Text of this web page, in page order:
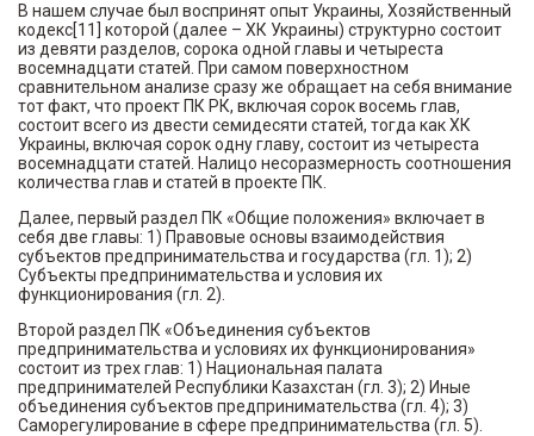
В нашем случае был воспринят опыт Украины, Хозяйственный
кодекс[11] которой (далее – ХК Украины) структурно состоит
из девяти разделов, сорока одной главы и четыреста
восемнадцати статей. При самом поверхностном
сравнительном анализе сразу же обращает на себя внимание
тот факт, что проект ПК РК, включая сорок восемь глав,
состоит всего из двести семидесяти статей, тогда как ХК
Украины, включая сорок одну главу, состоит из четыреста
восемнадцати статей. Налицо несоразмерность соотношения
количества глав и статей в проекте ПК.
Далее, первый раздел ПК «Общие положения» включает в
себя две главы: 1) Правовые основы взаимодействия
субъектов предпринимательства и государства (гл. 1); 2)
Субъекты предпринимательства и условия их
функционирования (гл. 2).
Второй раздел ПК «Объединения субъектов
предпринимательства и условиях их функционирования»
состоит из трех глав: 1) Национальная палата
предпринимателей Республики Казахстан (гл. 3); 2) Иные
объединения субъектов предпринимательства (гл. 4); 3)
Саморегулирование в сфере предпринимательства (гл. 5).